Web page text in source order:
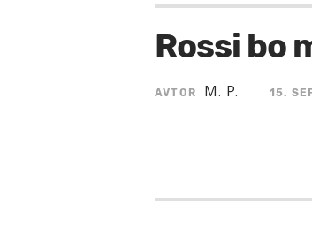
Rossi bo
AVTOR M. P. 15.